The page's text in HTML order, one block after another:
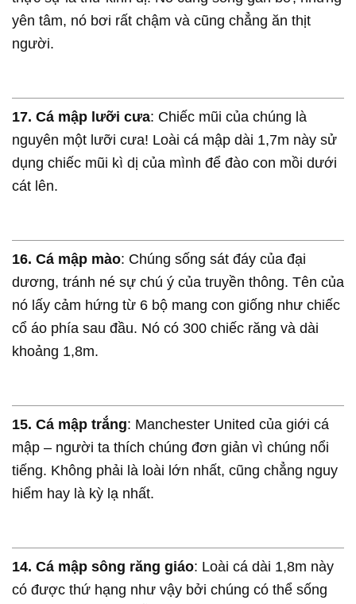
yên tâm, nó bơi rất chậm và cũng chẳng ăn thịt
người.
17. Cá mập lưỡi cưa: Chiếc mũi của chúng là
nguyên một lưỡi cưa! Loài cá mập dài 1,7m này sử
dụng chiếc mũi kì dị của mình để đào con mồi dưới
cát lên.
16. Cá mập mào: Chúng sống sát đáy của đại
dương, tránh né sự chú ý của truyền thông. Tên của
nó lấy cảm hứng từ 6 bộ mang con giống như chiếc
cổ áo phía sau đầu. Nó có 300 chiếc răng và dài
khoảng 1,8m.
15. Cá mập trắng: Manchester United của giới cá
mập – người ta thích chúng đơn giản vì chúng nổi
tiếng. Không phải là loài lớn nhất, cũng chẳng nguy
hiểm hay là kỳ lạ nhất.
14. Cá mập sông răng giáo: Loài cá dài 1,8m này
có được thứ hạng như vậy bởi chúng có thể sống